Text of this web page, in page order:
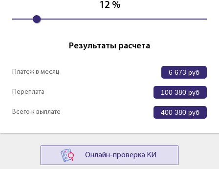
12 %
Результаты расчета
Платеж в месяц 6 673 руб
Переплата 100 380 руб
Всего к выплате 400 380 руб
Онлайн-проверка КИ